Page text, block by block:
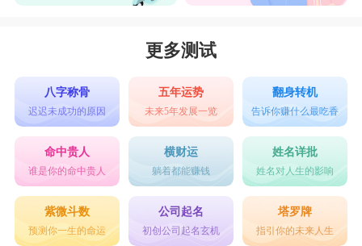
更多测试
八字称骨
迟迟未成功的原因
五年运势
未来5年发展一览
翻身转机
告诉你赚什么最吃香
命中贵人
谁是你的命中贵人
横财运
躺着都能赚钱
姓名详批
姓名对人生的影响
紫微斗数
预测你一生的命运
公司起名
初创公司起名玄机
塔罗牌
指引你的未来人生